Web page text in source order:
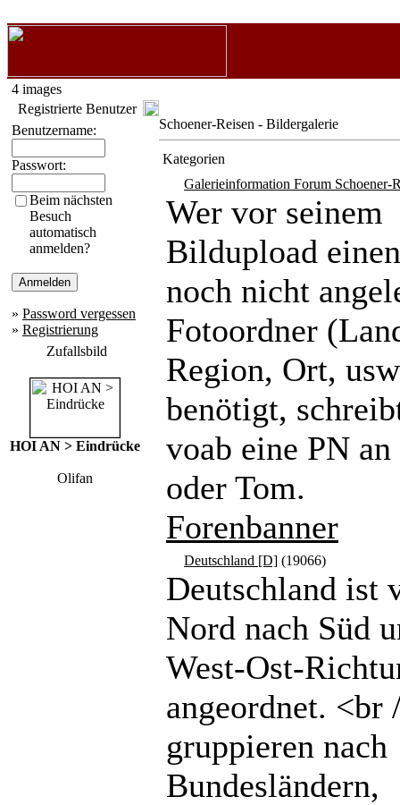
4 images
Registrierte Benutzer
Benutzername:
Passwort:
Beim nächsten
Besuch
automatisch
anmelden?
» Password vergessen
» Registrierung
Zufallsbild
HOI AN > Eindrücke
Olifan
Schoener-Reisen - Bildergalerie
Kategorien
Galerieinformation Forum Schoener-
Wer vor seinem
Bildupload
noch nicht
Fotoordner
Region, Ort,
benötigt,
voab eine PN
oder Tom.
Forenbanner
Deutschland [D] (19066)
Deutschland ist
Nord nach Süd
West-Ost-
angeordnet. <br
gruppieren nach
Bundesländern,